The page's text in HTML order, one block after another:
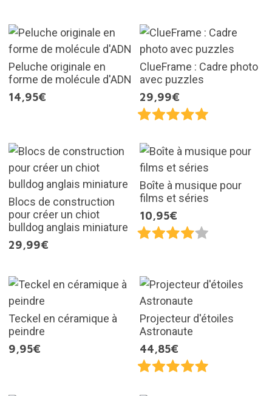
Peluche originale en
forme de molécule d'ADN
14,95€
ClueFrame : Cadre photo
avec puzzles
29,99€
Blocs de construction
pour créer un chiot
bulldog anglais miniature
29,99€
Boîte à musique pour
films et séries
10,95€
Teckel en céramique à
peindre
9,95€
Projecteur d'étoiles
Astronaute
44,85€